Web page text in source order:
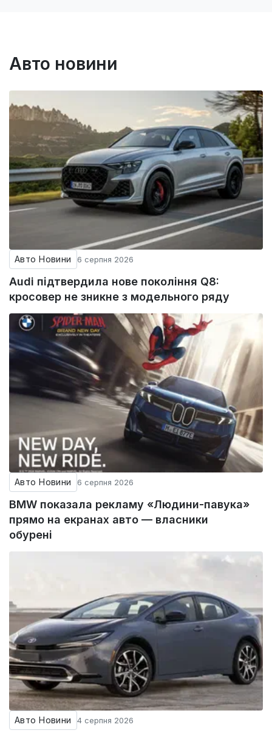
Авто новини
Авто Новини 6 серпня 2026
Audi підтвердила нове покоління Q8:
кросовер не зникне з модельного ряду
Авто Новини 6 серпня 2026
BMW показала рекламу «Людини-павука»
прямо на екранах авто — власники
обурені
Авто Новини 4 серпня 2026